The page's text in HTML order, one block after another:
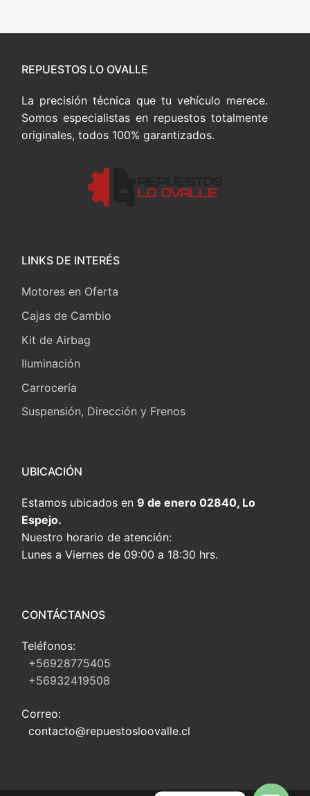
REPUESTOS LO OVALLE
La precisión técnica que tu vehículo merece.
Somos especialistas en repuestos totalmente
originales, todos 100% garantizados.
LINKS DE INTERÉS
Motores en Oferta
Cajas de Cambio
Kit de Airbag
Iluminación
Carrocería
Suspensión, Dirección y Frenos
UBICACIÓN
Estamos ubicados en 9 de enero 02840, Lo
Espejo.
Nuestro horario de atención:
Lunes a Viernes de 09:00 a 18:30 hrs.
CONTÁCTANOS
Teléfonos:
+56928775405
+56932419508
Correo:
contacto@repuestosloovalle.cl